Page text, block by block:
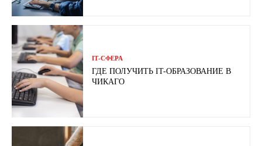
ІТ-СФЕРА
ГДЕ ПОЛУЧИТЬ IT-ОБРАЗОВАНИЕ В
ЧИКАГО